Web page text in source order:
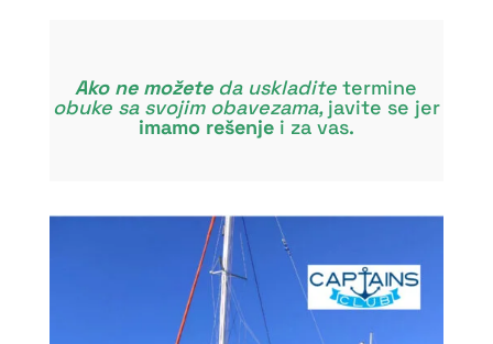
Ako ne možeteda uskladite termine
obuke sa svojim obavezama, javite se jer
imamo rešenjei za vas.